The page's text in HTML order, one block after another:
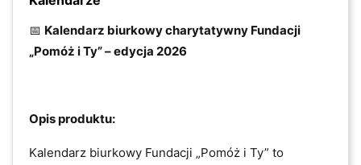
📅 Kalendarz biurkowy charytatywny Fundacji
„Pomóż i Ty” – edycja 2026
Opis produktu:
Kalendarz biurkowy Fundacji „Pomóż i Ty” to